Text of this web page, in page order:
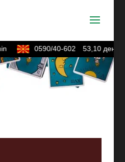
0590/40-602 53,10 ден./min